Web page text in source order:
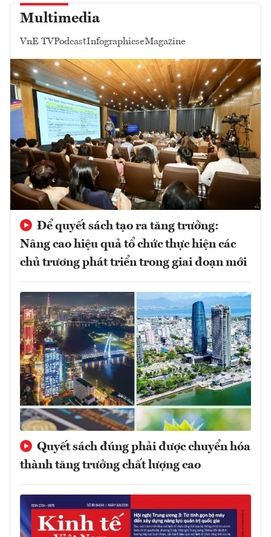
Multimedia
VnE TVPodcastInfographicseMagazine
Để quyết sách tạo ra tăng trưởng:
Nâng cao hiệu quả tổ chức thực hiện các
chủ trương phát triển trong giai đoạn mới
Quyết sách đúng phải được chuyển hóa
thành tăng trưởng chất lượng cao